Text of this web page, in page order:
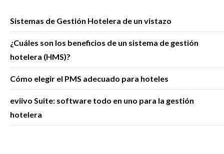
Sistemas de Gestión Hotelera de un vistazo
¿Cuáles son los beneficios de un sistema de gestión
hotelera (HMS)?
Cómo elegir el PMS adecuado para hoteles
eviivo Suite: software todo en uno para la gestión
hotelera